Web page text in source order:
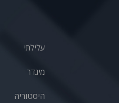
עלילתי
מיגדר
היסטוריה